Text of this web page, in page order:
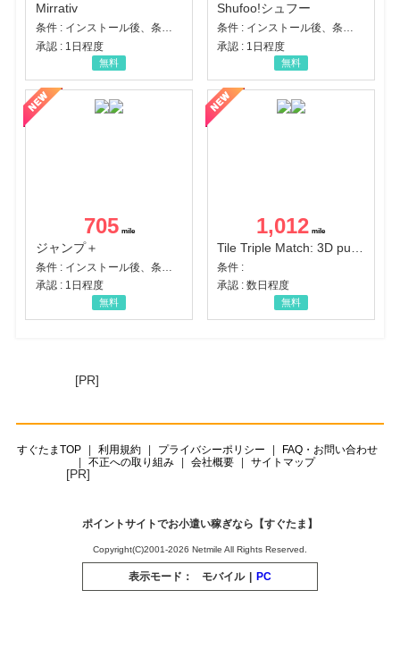
Mirrativ
条件 : インストール後、条件達成
承認 : 1日程度
無料
Shufoo!シュフー
条件 : インストール後、条件達成
承認 : 1日程度
無料
705
ジャンプ＋
承認 : 1日程度
無料
1,012
条件 :
承認 : 数日程度
無料
[PR]
すぐたまTOP 利用規約 プライバシーポリシー
FAQ・お問い合わせ
不正への取り組み
会社概要 サイトマップ
[PR]
ポイントサイトでお小遣い稼ぎなら【すぐたま】
Copyright(C)2001-2026 Netmile All Rights Reserved.
表示モード： モバイル | PC